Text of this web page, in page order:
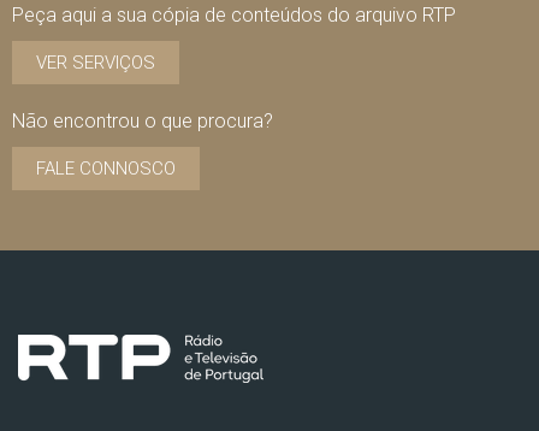
Peça aqui a sua cópia de conteúdos do arquivo RTP
VER SERVIÇOS
Não encontrou o que procura?
FALE CONNOSCO